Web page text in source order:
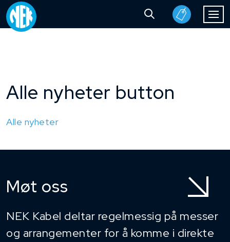
Alle nyheter button
Alle nyheter
Møt oss
NEK Kabel deltar regelmessig på messer
og arrangementer for å komme i direkte